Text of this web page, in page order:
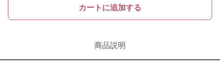
カートに追加する
商品説明